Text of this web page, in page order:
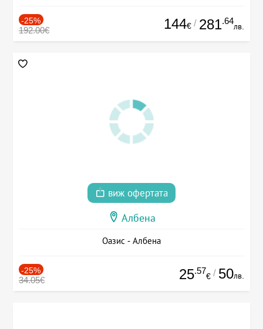
-25%
192.00€ 144€ / 281.64
лв.
виж офертата
Албена
Оазис - Албена
-25%
34.05€ 25.57
€ / 50лв.